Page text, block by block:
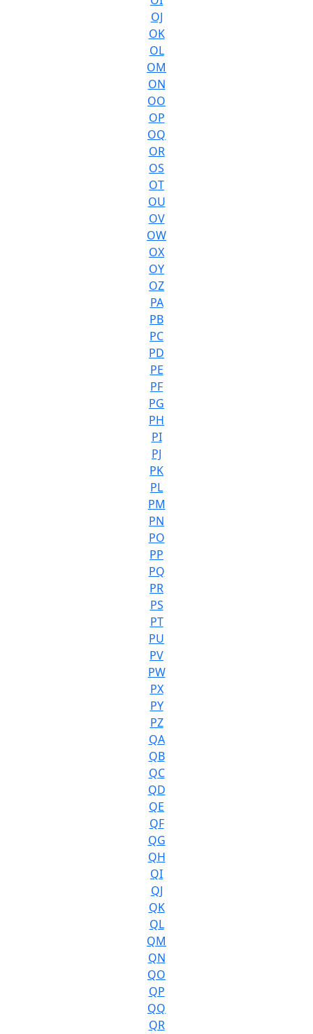
OJ
OK
OL
OM
ON
OO
OP
OQ
OR
OS
OT
OU
OV
OW
OX
OY
OZ
PA
PB
PC
PD
PE
PF
PG
PH
PI
PJ
PK
PL
PM
PN
PO
PP
PQ
PR
PS
PT
PU
PV
PW
PX
PY
PZ
QA
QB
QC
QD
QE
QF
QG
QH
QI
QJ
QK
QL
QM
QN
QO
QP
QQ
QR